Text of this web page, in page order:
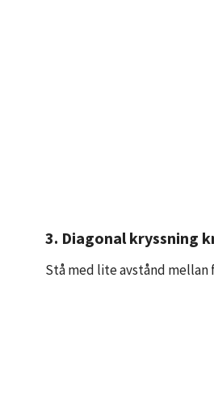
3. Diagonal kryssning
Stå med lite avstånd mellan